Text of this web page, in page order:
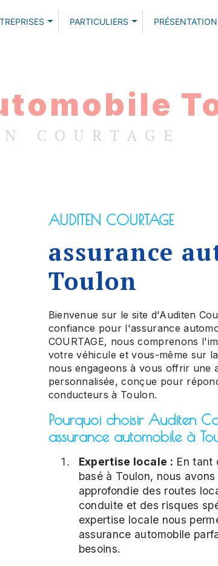
PARTICULIERS PRÉSENTATION
COURTAGE
AUDITEN COURTAGE
assurance
Toulon
Bienvenue sur le site d'Auditen
confiance pour l'assurance
COURTAGE, nous comprenons
votre véhicule et vous-même sur
nous engageons à vous offrir une
personnalisée, conçue pour
conducteurs à Toulon.
Pourquoi choisir Auditen
assurance automobile à
Expertise locale : En tant
basé à Toulon, nous
approfondie des routes
conduite et des risques
expertise locale nous
assurance automobile
besoins.